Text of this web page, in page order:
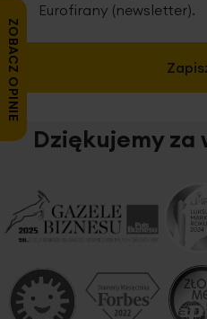
Eurofirany (newsletter).
Dziękujemy za
ZOBACZ OPINIE